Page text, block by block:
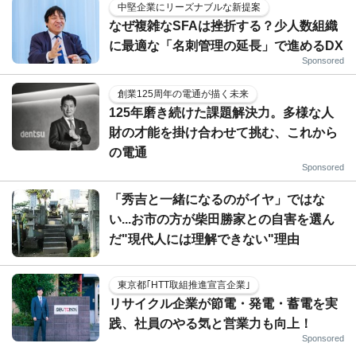
中堅企業にリーズナブルな新提案
なぜ複雑なSFAは挫折する？少人数組織
に最適な「名刺管理の延長」で進めるDX
Sponsored
創業125周年の電通が描く未来
125年磨き続けた課題解決力。多様な人
財の才能を掛け合わせて挑む、これから
の電通
Sponsored
「秀吉と一緒になるのがイヤ」ではな
い...お市の方が柴田勝家との自害を選ん
だ"現代人には理解できない"理由
東京都｢HTT取組推進宣言企業｣
リサイクル企業が節電・発電・蓄電を実
践、社員のやる気と営業力も向上！
Sponsored